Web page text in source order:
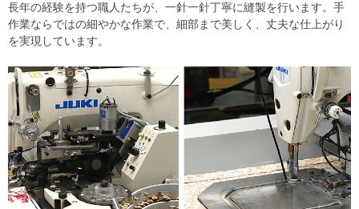
長年の経験を持つ職人たちが、一針一針丁寧に縫製を行います。手
作業ならではの細やかな作業で、細部まで美しく、丈夫な仕上がり
を実現しています。